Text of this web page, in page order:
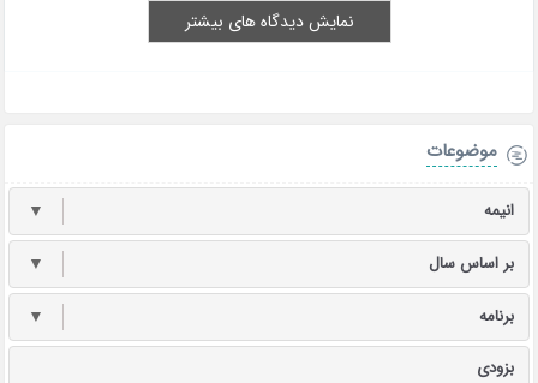
نمایش دیدگاه های بیشتر
موضوعات
انیمه ▼
بر اساس سال ▼
برنامه ▼
بزودی